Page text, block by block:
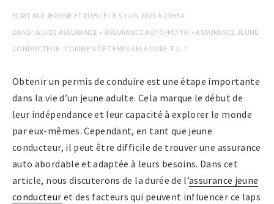
ECRIT PAR JEROME ET PUBLIÉ LE 5 JUIN 2023 À 23H54
DANS : GUIDE ASSURANCE » ASSURANCE AUTO/MOTO »ASSURANCE JEUNE
CONDUCTEUR : COMBIEN DE TEMPS CELA DURE-T-IL ?
Obtenir un permis de conduire est une étape importante
dans la vie d’un jeune adulte. Cela marque le début de
leur indépendance et leur capacité à explorer le monde
par eux-mêmes. Cependant, en tant que jeune
conducteur, il peut être difficile de trouver une assurance
auto abordable et adaptée à leurs besoins. Dans cet
article, nous discuterons de la durée de l’assurance jeune
conducteur et des facteurs qui peuvent influencer ce laps